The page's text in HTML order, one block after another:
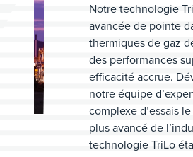
Notre technologie
avancée de pointe
thermiques de gaz
des performances
efficacité accrue.
notre équipe
complexe d’essais
plus avancé de
technologie TriLo